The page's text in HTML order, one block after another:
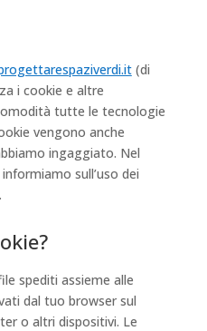
(di
i cookie e altre
tutte le tecnologie
vengono anche
ingaggiato. Nel
sull’uso dei
spediti assieme alle
dal tuo browser sul
o altri dispositivi. Le